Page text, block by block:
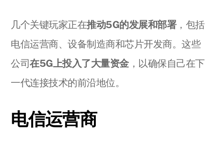
几个关键玩家正在推动5G的发展和部署，包括
电信运营商、设备制造商和芯片开发商。这些
公司在5G上投入了大量资金，以确保自己在下
一代连接技术的前沿地位。
电信运营商